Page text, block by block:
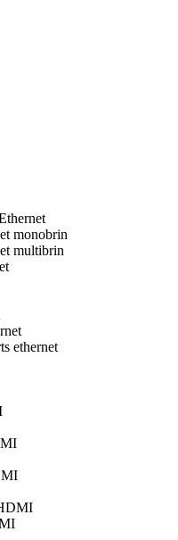
monobrin
multibrin
ethernet